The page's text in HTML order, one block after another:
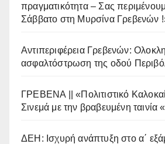
πραγματικότητα – Σας
Σάββατο στη Μυρσίνα Γρεβενών
Αντιπεριφέρεια Γρεβενών:
ασφαλτόστρωση της οδού
ΓΡΕΒΕΝΑ || «Πολιτιστικό
Σινεμά με την βραβευμένη ταινία
ΔΕΗ: Ισχυρή ανάπτυξη στο α΄